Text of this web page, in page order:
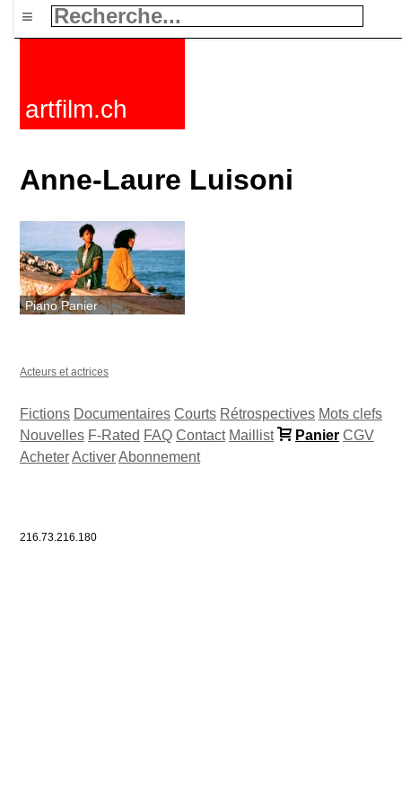
≡
artfilm.ch
Anne-Laure Luisoni
Piano Panier
Acteurs et actrices
Fictions Documentaires Courts Rétrospectives Mots clefs
Nouvelles F-Rated FAQ Contact Maillist Panier CGV
AcheterActiverAbonnement
216.73.216.180